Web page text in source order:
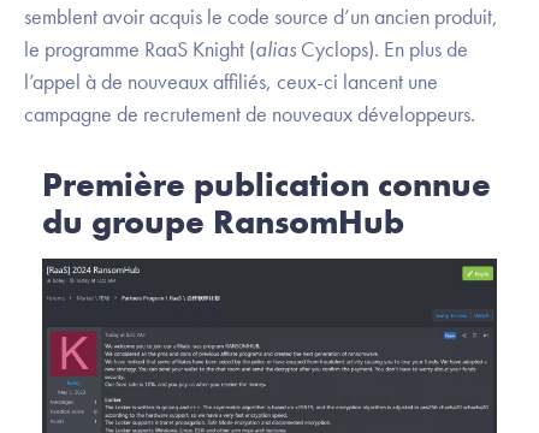
semblent avoir acquis le code source d’un ancien produit,
le programme RaaS Knight (alias Cyclops). En plus de
l’appel à de nouveaux affiliés, ceux-ci lancent une
campagne de recrutement de nouveaux développeurs.
Première publication connue
du groupe RansomHub